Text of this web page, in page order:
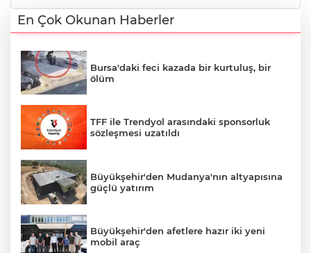
En Çok Okunan Haberler
Bursa'daki feci kazada bir kurtuluş, bir
ölüm
TFF ile Trendyol arasındaki sponsorluk
sözleşmesi uzatıldı
Büyükşehir'den Mudanya'nın altyapısına
güçlü yatırım
Büyükşehir'den afetlere hazır iki yeni
mobil araç